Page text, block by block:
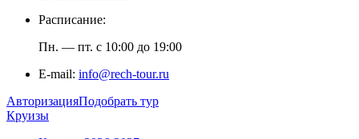
Расписание:
Пн. — пт. с 10:00 до 19:00
E-mail: info@rech-tour.ru
АвторизацияПодобрать тур
Круизы